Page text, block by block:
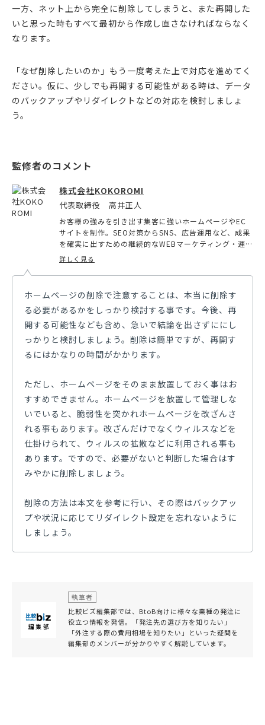
一方、ネット上から完全に削除してしまうと、また再開した
いと思った時もすべて最初から作成し直さなければならなく
なります。
「なぜ削除したいのか」もう一度考えた上で対応を進めてく
ださい。仮に、少しでも再開する可能性がある時は、データ
のバックアップやリダイレクトなどの対応を検討しましょ
う。
株式会社KOKOROMI
代表取締役 高井正人
お客様の強みを引き出す集客に強いホームページやEC
サイトを制作。SEO対策からSNS、広告運用など、成果
を確実に出すための継続的なWEBマーケティング・運用
サポートも行い、クライアントのWEBを使った事業展開
として、よりお客様に沿った形でのIT導入も行ってい
詳しく見る
ホームページの削除で注意することは、本当に削除す
る必要があるかをしっかり検討する事です。今後、再
開する可能性なども含め、急いで結論を出さずににし
っかりと検討しましょう。削除は簡単ですが、再開す
るにはかなりの時間がかかります。
ただし、ホームページをそのまま放置しておく事はお
すすめできません。ホームページを放置して管理しな
いでいると、脆弱性を突かれホームページを改ざんさ
れる事もあります。改ざんだけでなくウィルスなどを
仕掛けられて、ウィルスの拡散などに利用される事も
あります。ですので、必要がないと判断した場合はす
みやかに削除しましょう。
削除の方法は本文を参考に行い、その際はバックアッ
プや状況に応じてリダイレクト設定を忘れないように
しましょう。
執筆者
比較ビズ編集部では、BtoB向けに様々な業種の発注に
役立つ情報を発信。「発注先の選び方を知りたい」
「外注する際の費用相場を知りたい」といった疑問を
編集部のメンバーが分かりやすく解説しています。